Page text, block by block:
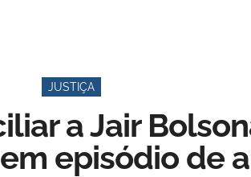
JUSTIÇA
a Jair
episódio de